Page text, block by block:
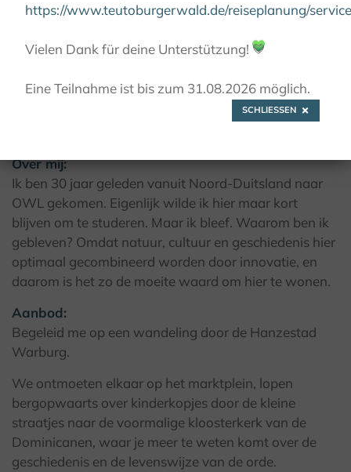
© Kulturland Kreis Höxter / K. Krajewski
Over mij:
Ik ben 30 jaar geleden vanuit Noord-Duitsland naar
OWL gekomen. Eigenlijk wilde ik hier maar kort
blijven om te studeren. Maar ik bleef. Waarom ben ik
gebleven? Omdat natuur, cultuur en geschiedenis hier
optimaal gecombineerd worden door innovatie, en
daarom is het zo de moeite waard om hier te wonen.
Aanbod:
Begeleid me op een wandeling door de Hanzestad
Warburg.
We ontmoeten elkaar op het marktplein, lopen
bergopwaarts over kinderkopjes door de kleine
straatjes naar de voormalige kloosterkerk van de
Dominicanen, waar je meer te weten komt over de
geschiedenis en de levenswijze van de orde.
https://www.teutoburgerwald.de/reiseplanung/
Vielen Dank für deine Unterstützung! 💚
Eine Teilnahme ist bis zum 31.08.2026 möglich.
SCHLIESSEN